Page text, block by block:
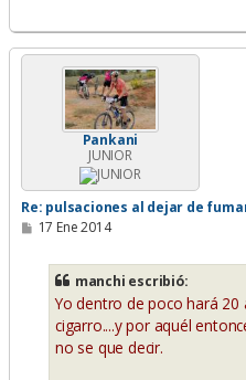
Pankani
JUNIOR
Re: pulsaciones al dejar de
M17 Ene 2014
manchi escribió:
Yo dentro de poco hará
cigarro....y por aquél
no se que decir.